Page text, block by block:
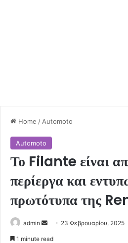
Home / Automoto
Automoto
Το Filante είναι
περίεργα και
πρωτότυπα της
admin
Send 23 Φεβρουαρίου, 2025
1 minute read